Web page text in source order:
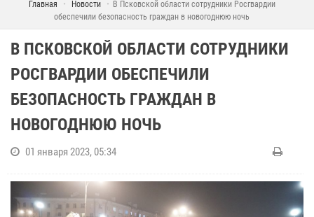
Главная Новости
В Псковской области сотрудники Росгвардии
обеспечили безопасность граждан в новогоднюю ночь
В ПСКОВСКОЙ ОБЛАСТИ СОТРУДНИКИ
РОСГВАРДИИ ОБЕСПЕЧИЛИ
БЕЗОПАСНОСТЬ ГРАЖДАН В
НОВОГОДНЮЮ НОЧЬ
01 января 2023, 05:34